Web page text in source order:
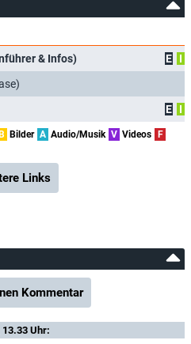
& Infos) E
I
E I
B Bilder A Audio/Musik V Videos
F
Links
Kommentar
Uhr: